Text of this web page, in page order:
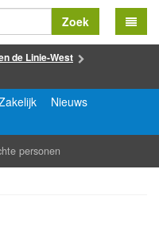
Zoek
de Linie-West
Nieuws
personen